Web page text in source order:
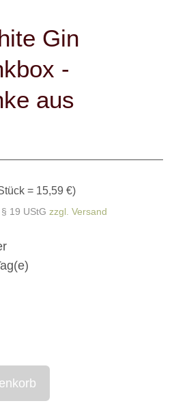
Gin
-
aus
= 15,59 €)
19 UStG zzgl. Versand